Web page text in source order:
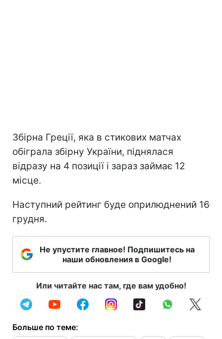
Збірна Греції, яка в стикових матчах
обіграла збірну України, піднялася
відразу на 4 позиції і зараз займає 12
місце.
Наступний рейтинг буде оприлюднений 16
грудня.
Не упустите главное! Подпишитесь на
наши обновления в Google!
Или читайте нас там, где вам удобно!
Больше по теме: